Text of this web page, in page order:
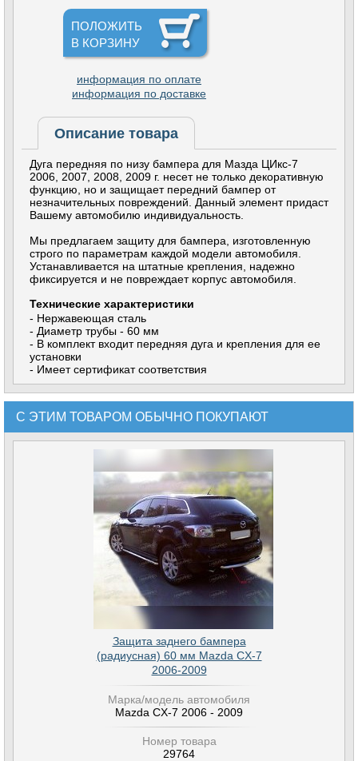
ПОЛОЖИТЬ
В КОРЗИНУ
информация по оплате
информация по доставке
Описание товара
Дуга передняя по низу бампера для Мазда ЦИкс-7
2006, 2007, 2008, 2009 г. несет не только декоративную
функцию, но и защищает передний бампер от
незначительных повреждений. Данный элемент придаст
Вашему автомобилю индивидуальность.
Мы предлагаем защиту для бампера, изготовленную
строго по параметрам каждой модели автомобиля.
Устанавливается на штатные крепления, надежно
фиксируется и не повреждает корпус автомобиля.
Технические характеристики
- Нержавеющая сталь
- Диаметр трубы - 60 мм
- В комплект входит передняя дуга и крепления для ее
установки
- Имеет сертификат соответствия
С ЭТИМ ТОВАРОМ ОБЫЧНО ПОКУПАЮТ
Защита заднего бампера
(радиусная) 60 мм Mazda CX-7
2006-2009
Марка/модель автомобиля
Mazda CX-7 2006 - 2009
Номер товара
29764